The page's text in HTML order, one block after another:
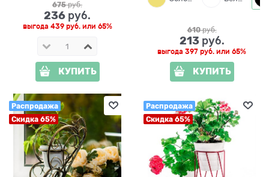
675 руб.
236 руб.
выгода 439 руб.или 65%
КУПИТЬ
610 руб.
213 руб.
выгода 397 руб. или 65%
КУПИТЬ
Распродажа
Скидка 65%
Распродажа
Скидка 65%